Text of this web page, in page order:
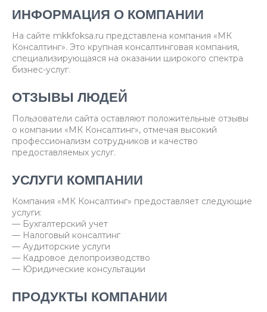
ИНФОРМАЦИЯ О КОМПАНИИ
На сайте mkkfoksa.ru представлена компания «МК
Консалтинг». Это крупная консалтинговая компания,
специализирующаяся на оказании широкого спектра
бизнес-услуг.
ОТЗЫВЫ ЛЮДЕЙ
Пользователи сайта оставляют положительные отзывы
о компании «МК Консалтинг», отмечая высокий
профессионализм сотрудников и качество
предоставляемых услуг.
УСЛУГИ КОМПАНИИ
Компания «МК Консалтинг» предоставляет следующие
услуги:
— Бухгалтерский учет
— Налоговый консалтинг
— Аудиторские услуги
— Кадровое делопроизводство
— Юридические консультации
ПРОДУКТЫ КОМПАНИИ